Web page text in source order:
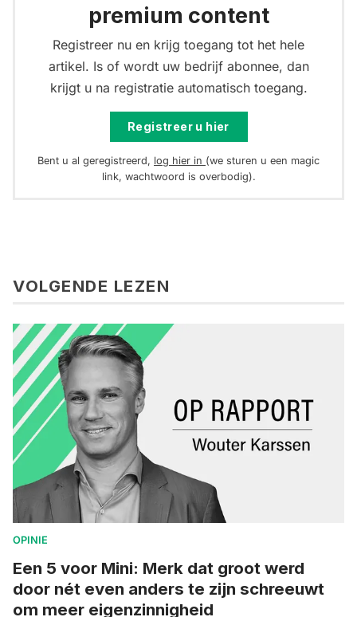
premium content
Registreer nu en krijg toegang tot het hele
artikel. Is of wordt uw bedrijf abonnee, dan
krijgt u na registratie automatisch toegang.
Registreer u hier
Bent u al geregistreerd, log hier in (we sturen u een magic
link, wachtwoord is overbodig).
VOLGENDE LEZEN
OPINIE
Een 5 voor Mini: Merk dat groot werd
door nét even anders te zijn schreeuwt
om meer eigenzinnigheid